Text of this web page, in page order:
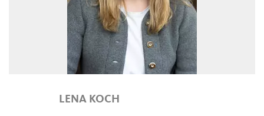
LENA KOCH